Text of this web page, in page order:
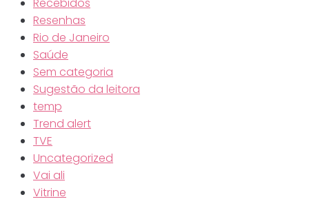
Resenhas
Rio de Janeiro
Saúde
Sem categoria
Sugestão da leitora
temp
Trend alert
TVE
Uncategorized
Vai ali
Vitrine